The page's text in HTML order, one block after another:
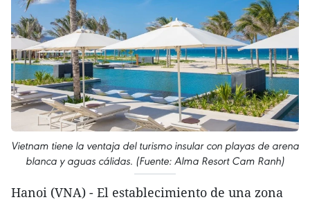
Vietnam tiene la ventaja del turismo insular con playas de arena
blanca y aguas cálidas. (Fuente: Alma Resort Cam Ranh)
Hanoi (VNA) - El establecimiento de una zona